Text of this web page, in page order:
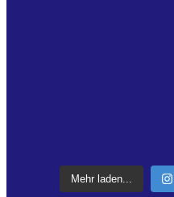
Mehr laden...